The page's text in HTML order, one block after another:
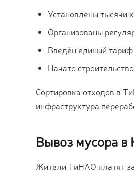
Установлены тысячи
Организованы
Введён единый
Начато
Сортировка отходов в
инфраструктура
Вывоз мусора в
Жители ТиНАО платят